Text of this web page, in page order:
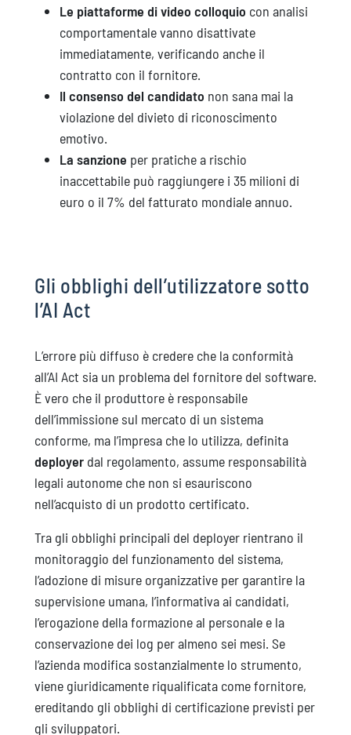
Le piattaforme di video colloquio con analisi
comportamentale vanno disattivate
immediatamente, verificando anche il
contratto con il fornitore.
Il consenso del candidato non sana mai la
violazione del divieto di riconoscimento
emotivo.
La sanzione per pratiche a rischio
inaccettabile può raggiungere i 35 milioni di
euro o il 7% del fatturato mondiale annuo.
Gli obblighi dell’utilizzatore sotto
l’AI Act
L’errore più diffuso è credere che la conformità
all’AI Act sia un problema del fornitore del software.
È vero che il produttore è responsabile
dell’immissione sul mercato di un sistema
conforme, ma l’impresa che lo utilizza, definita
deployer dal regolamento, assume responsabilità
legali autonome che non si esauriscono
nell’acquisto di un prodotto certificato.
Tra gli obblighi principali del deployer rientrano il
monitoraggio del funzionamento del sistema,
l’adozione di misure organizzative per garantire la
supervisione umana, l’informativa ai candidati,
l’erogazione della formazione al personale e la
conservazione dei log per almeno sei mesi. Se
l’azienda modifica sostanzialmente lo strumento,
viene giuridicamente riqualificata come fornitore,
ereditando gli obblighi di certificazione previsti per
gli sviluppatori.